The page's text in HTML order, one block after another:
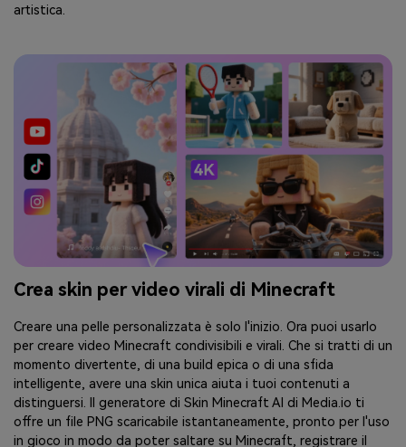
artistica.
Crea skin per video virali di Minecraft
Creare una pelle personalizzata è solo l'inizio. Ora puoi usarlo
per creare video Minecraft condivisibili e virali. Che si tratti di un
momento divertente, di una build epica o di una sfida
intelligente, avere una skin unica aiuta i tuoi contenuti a
distinguersi. Il generatore di Skin Minecraft AI di Media.io ti
offre un file PNG scaricabile istantaneamente, pronto per l'uso
in gioco in modo da poter saltare su Minecraft, registrare il